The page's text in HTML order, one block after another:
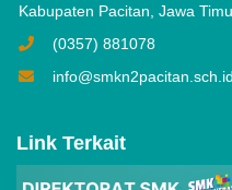
Kabupaten Pacitan, Jawa
(0357) 881078
info@smkn2pacitan.sch.id
Link Terkait